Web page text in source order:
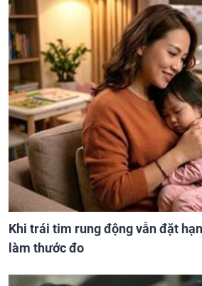
Khi trái tim rung động vẫn đặt
làm thước đo